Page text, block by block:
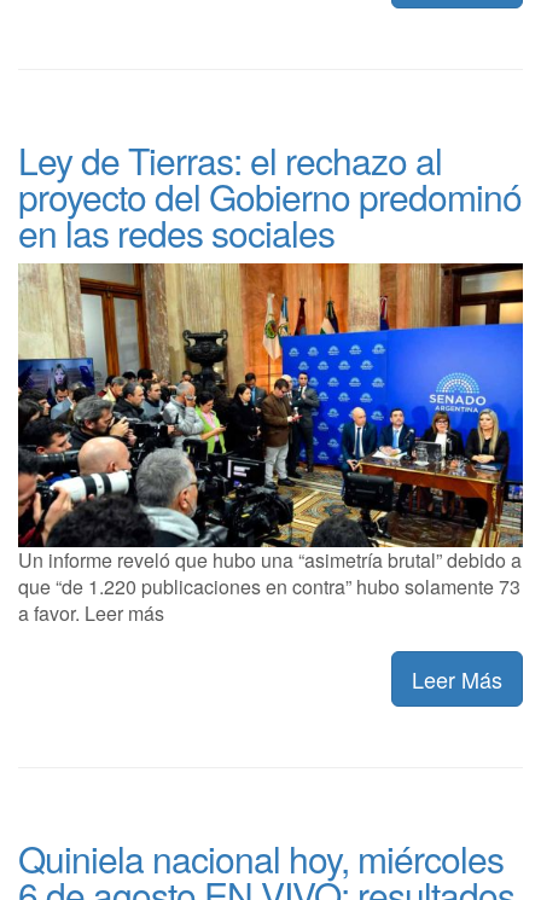
Ley de Tierras: el rechazo al
proyecto del Gobierno predominó
en las redes sociales
Un informe reveló que hubo una “asimetría brutal” debido a
que “de 1.220 publicaciones en contra” hubo solamente 73
a favor. Leer más
Leer Más
Quiniela nacional hoy, miércoles